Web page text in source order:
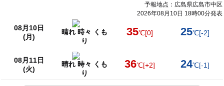
予報地点：広島県広島市中区
2026年08月10日 18時00分発表
08月10日
(月)
晴れ 時々 くも
り
35℃[0] 25℃[-2]
08月11日
(火)
晴れ 時々 くも
り
36℃[+2] 24℃[-1]